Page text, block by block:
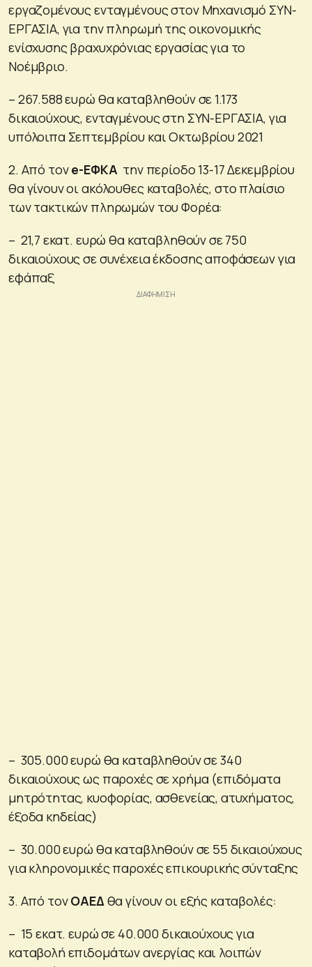
εργαζομένους ενταγμένους στον Μηχανισμό ΣΥΝ-
ΕΡΓΑΣΙΑ, για την πληρωμή της οικονομικής
ενίσχυσης βραχυχρόνιας εργασίας για το
Νοέμβριο.
– 267.588 ευρώ θα καταβληθούν σε 1.173
δικαιούχους, ενταγμένους στη ΣΥΝ-ΕΡΓΑΣΙΑ, για
υπόλοιπα Σεπτεμβρίου και Οκτωβρίου 2021
2. Από τονe-ΕΦΚΑ την περίοδο 13-17 Δεκεμβρίου
θα γίνουν οι ακόλουθες καταβολές, στο πλαίσιο
των τακτικών πληρωμών του Φορέα:
– 21,7 εκατ. ευρώ θα καταβληθούν σε 750
δικαιούχους σε συνέχεια έκδοσης αποφάσεων για
εφάπαξ
– 305.000 ευρώ θα καταβληθούν σε 340
δικαιούχους ως παροχές σε χρήμα (επιδόματα
μητρότητας, κυοφορίας, ασθενείας, ατυχήματος,
έξοδα κηδείας)
– 30.000 ευρώ θα καταβληθούν σε 55 δικαιούχους
για κληρονομικές παροχές επικουρικής σύνταξης
3. Από τονΟΑΕΔ θα γίνουν οι εξής καταβολές:
– 15 εκατ. ευρώ σε 40.000 δικαιούχους για
καταβολή επιδομάτων ανεργίας και λοιπών